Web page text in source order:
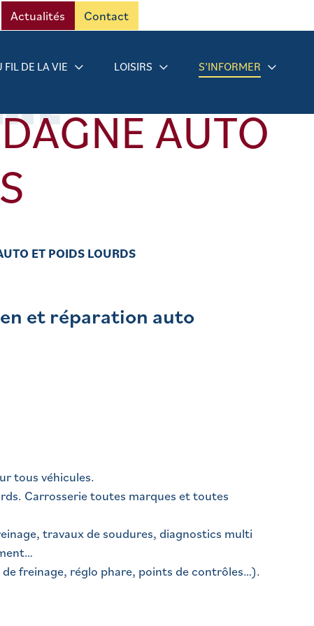
Contact
Actualités
FIL DE LA VIE LOISIRS S’INFORMER
AUTO
ET POIDS LOURDS
et réparation auto
tous véhicules.
Carrosserie toutes marques et toutes
travaux de soudures, diagnostics multi
freinage, réglo phare, points de contrôles…).